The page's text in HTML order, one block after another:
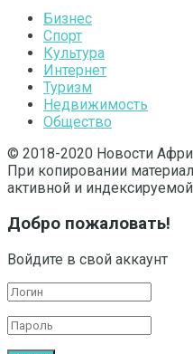
Бизнес
Спорт
Культура
Интернет
Туризм
Недвижимость
Общество
© 2018-2020 Новости
При копировании
активной и
Добро пожаловать!
Войдите в свой аккаунт